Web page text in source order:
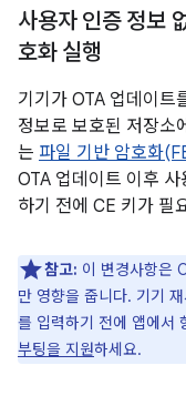
사용자 인증 정보
호화 실행
기기가 OTA 업데이트
정보로 보호된 저장소
는 파일 기반 암호화
OTA 업데이트 이후
하기 전에 CE 키가 필
참고: 이 변경사항은
만 영향을 줍니다. 기기
를 입력하기 전에 앱에서
부팅을 지원하세요.